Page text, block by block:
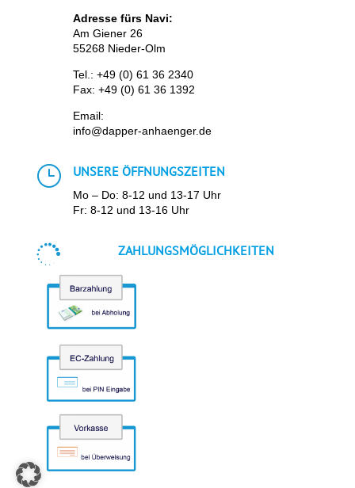
Adresse fürs Navi:
Am Giener 26
55268 Nieder-Olm
Tel.: +49 (0) 61 36 2340
Fax: +49 (0) 61 36 1392
Email:
info@dapper-anhaenger.de
} UNSERE ÖFFNUNGSZEITEN
Mo – Do: 8-12 und 13-17 Uhr
Fr: 8-12 und 13-16 Uhr
 ZAHLUNGSMÖGLICHKEITEN